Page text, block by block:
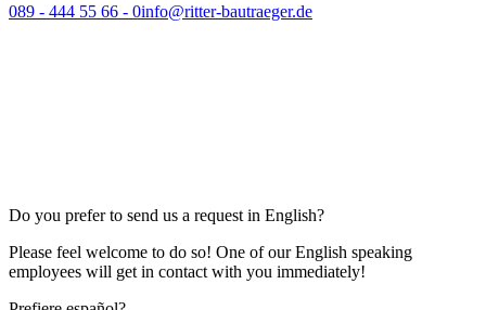
089 - 444 55 66 - 0info@ritter-bautraeger.de
Do you prefer to send us a request in English?
Please feel welcome to do so! One of our English speaking
employees will get in contact with you immediately!